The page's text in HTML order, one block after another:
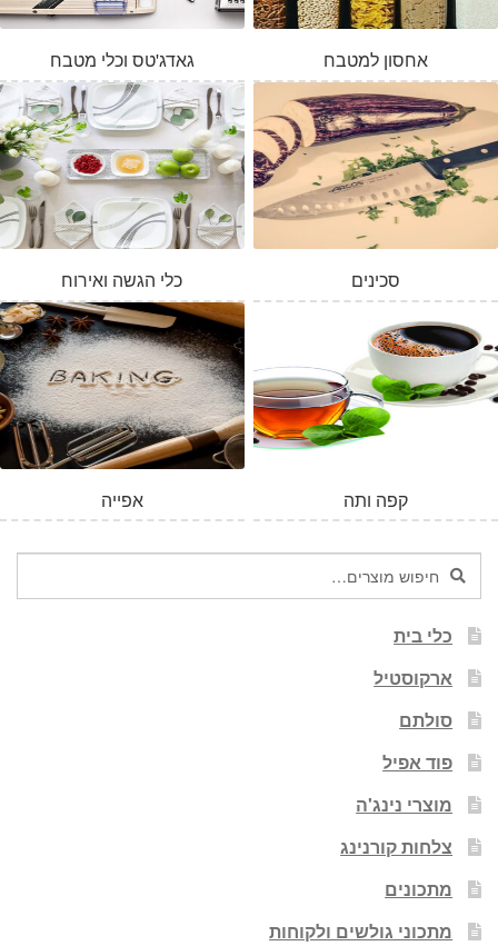
גאדג'טס וכלי מטבח אחסון למטבח
כלי הגשה ואירוח סכינים
אפייה קפה ותה
חיפוש
עבור:
חיפוש
כלי בית
ארקוסטיל
סולתם
פוד אפיל
מוצרי נינג'ה
צלחות קורנינג
מתכונים
מתכוני גולשים ולקוחות